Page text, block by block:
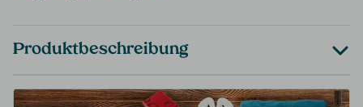
Produktbeschreibung